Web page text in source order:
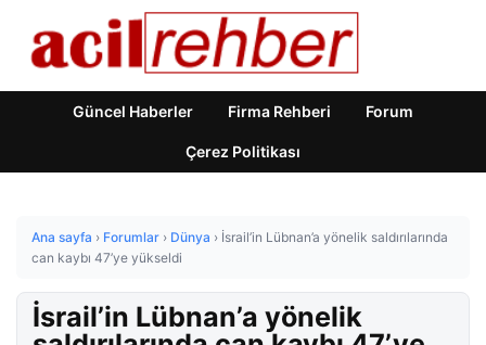
Güncel Haberler Firma Rehberi Forum
Çerez Politikası
Ana sayfa › Forumlar › Dünya › İsrail’in Lübnan’a yönelik saldırılarında
can kaybı 47’ye yükseldi
İsrail’in Lübnan’a yönelik